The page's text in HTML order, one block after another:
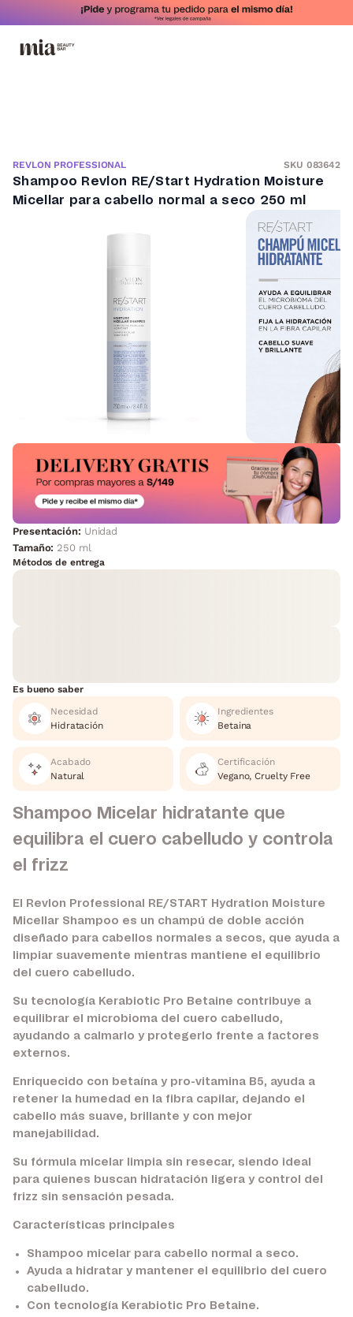
REVLON PROFESSIONAL SKU 083642
Shampoo Revlon RE/Start Hydration Moisture
Micellar para cabello normal a seco 250 ml
Presentación: Unidad
Tamaño: 250 ml
Métodos de entrega
Es bueno saber
Necesidad
Hidratación
Ingredientes
Betaina
Acabado
Natural
Certificación
Vegano, Cruelty Free
Shampoo Micelar hidratante que
equilibra el cuero cabelludo y controla
el frizz
El Revlon Professional RE/START Hydration Moisture
Micellar Shampoo es un champú de doble acción
diseñado para cabellos normales a secos, que ayuda a
limpiar suavemente mientras mantiene el equilibrio
del cuero cabelludo.
Su tecnología Kerabiotic Pro Betaine contribuye a
equilibrar el microbioma del cuero cabelludo,
ayudando a calmarlo y protegerlo frente a factores
externos.
Enriquecido con betaína y pro-vitamina B5, ayuda a
retener la humedad en la fibra capilar, dejando el
cabello más suave, brillante y con mejor
manejabilidad.
Su fórmula micelar limpia sin resecar, siendo ideal
para quienes buscan hidratación ligera y control del
frizz sin sensación pesada.
Características principales
Shampoo micelar para cabello normal a seco.
Ayuda a hidratar y mantener el equilibrio del cuero
cabelludo.
Con tecnología Kerabiotic Pro Betaine.